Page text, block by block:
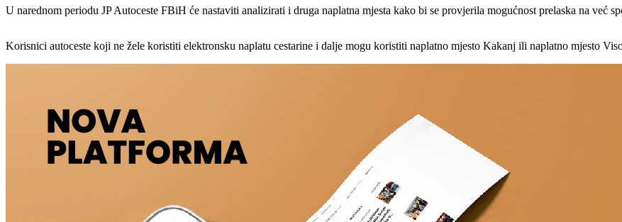
U narednom periodu JP Autoceste FBiH će nastaviti analizirati i druga naplatna mjesta kako bi se provjerila mogućnost prelaska na već
Korisnici autoceste koji ne žele koristiti elektronsku naplatu cestarine i dalje mogu koristiti naplatno mjesto Kakanj ili naplatno mjesto